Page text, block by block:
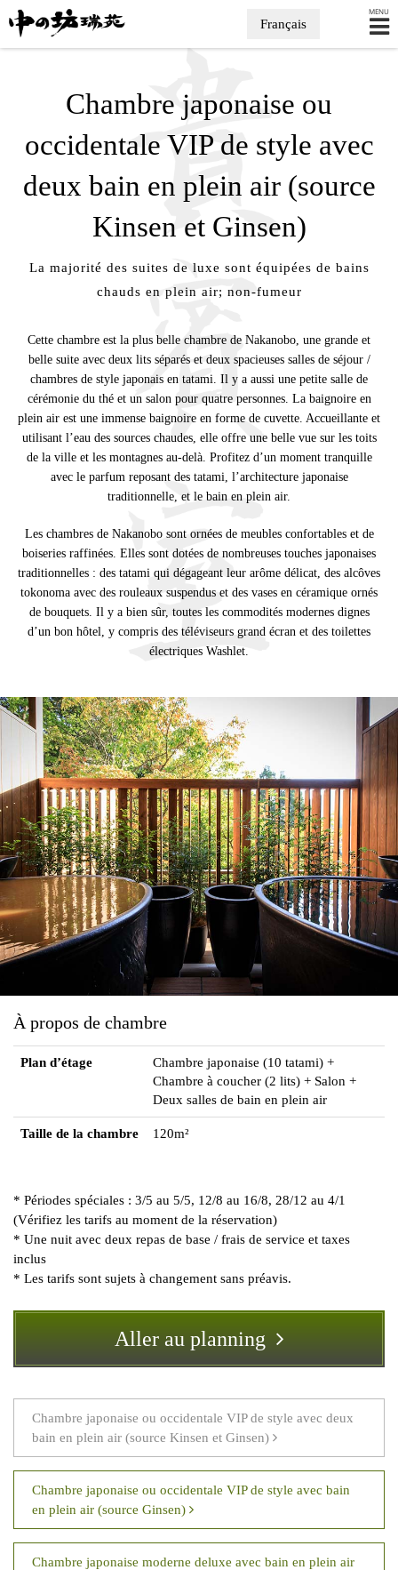
Français
MENU
Chambre japonaise ou
occidentale VIP de style avec
deux bain en plein air (source
Kinsen et Ginsen)
La majorité des suites de luxe sont équipées de bains
chauds en plein air; non-fumeur
Cette chambre est la plus belle chambre de Nakanobo, une grande et
belle suite avec deux lits séparés et deux spacieuses salles de séjour /
chambres de style japonais en tatami. Il y a aussi une petite salle de
cérémonie du thé et un salon pour quatre personnes. La baignoire en
plein air est une immense baignoire en forme de cuvette. Accueillante et
utilisant l’eau des sources chaudes, elle offre une belle vue sur les toits
de la ville et les montagnes au-delà. Profitez d’un moment tranquille
avec le parfum reposant des tatami, l’architecture japonaise
traditionnelle, et le bain en plein air.
Les chambres de Nakanobo sont ornées de meubles confortables et de
boiseries raffinées. Elles sont dotées de nombreuses touches japonaises
traditionnelles : des tatami qui dégageant leur arôme délicat, des alcôves
tokonoma avec des rouleaux suspendus et des vases en céramique ornés
de bouquets. Il y a bien sûr, toutes les commodités modernes dignes
d’un bon hôtel, y compris des téléviseurs grand écran et des toilettes
électriques Washlet.
À propos de chambre
Plan d’étage
Chambre japonaise (10 tatami) +
Chambre à coucher (2 lits) + Salon +
Deux salles de bain en plein air
Taille de la chambre 120m²
* Périodes spéciales : 3/5 au 5/5, 12/8 au 16/8, 28/12 au 4/1
(Vérifiez les tarifs au moment de la réservation)
* Une nuit avec deux repas de base / frais de service et taxes
inclus
* Les tarifs sont sujets à changement sans préavis.
Aller au planning
Chambre japonaise ou occidentale VIP de style avec deux
bain en plein air (source Kinsen et Ginsen)
Chambre japonaise ou occidentale VIP de style avec bain
en plein air (source Ginsen)
Chambre japonaise moderne deluxe avec bain en plein air